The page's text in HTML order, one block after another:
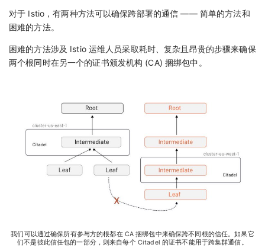
对于 Istio，有两种方法可以确保跨部署的通信 —— 简单的方法和
困难的方法。
困难的方法涉及 Istio 运维人员采取耗时、复杂且昂贵的步骤来确保
两个根同时在另一个的证书颁发机构 (CA) 捆绑包中。
我们可以通过确保所有参与方的根都在 CA 捆绑包中来确保跨不同根的信任。如果它
们不是彼此信任包的一部分，则来自每个 Citadel 的证书不能用于跨集群通信。